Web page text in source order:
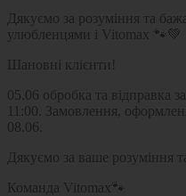
Дякуємо за розуміння та
улюбленцями і Vitomax 🐾💚
Шановні клієнти!
05.06 обробка та відправка
11:00. Замовлення,
08.06.
Дякуємо за ваше розуміння
Команда Vitomax🐾